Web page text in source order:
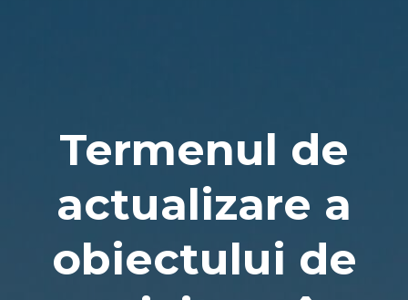
Termenul de
actualizare a
obiectului de